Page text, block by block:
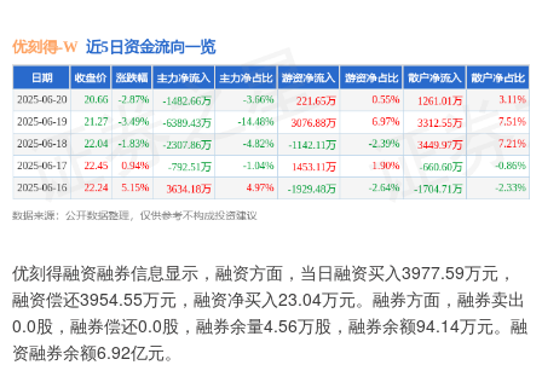
优刻得融资融券信息显示，融资方面，当日融资买入3977.59万元，
融资偿还3954.55万元，融资净买入23.04万元。融券方面，融券卖出
0.0股，融券偿还0.0股，融券余量4.56万股，融券余额94.14万元。融
资融券余额6.92亿元。